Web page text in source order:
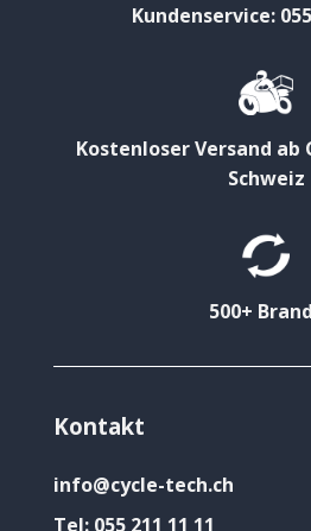
Kundenservice:
Kostenloser Versand ab
Schweiz
500+
Kontakt
info@cycle-tech.ch
Tel: 055 211 11 11